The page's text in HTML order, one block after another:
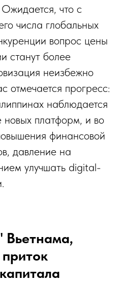
что с
числа глобальных
вопрос цены
станут более
неизбежно
отмечается прогресс:
наблюдается
платформ, и во
финансовой
давление на
улучшать digital-
Вьетнама,